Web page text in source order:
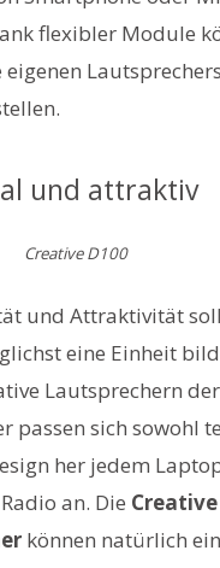
flexibler Module
eigenen
und attraktiv
Creative D100
und Attraktivität
eine Einheit
Lautsprechern
passen sich sowohl
her jedem
an. Die Creative
können natürlich